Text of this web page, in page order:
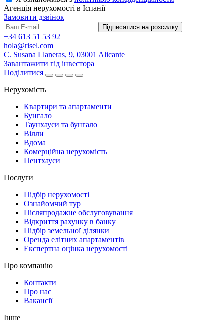
Агенція нерухомості в Іспанії
Замовити дзвінок
Підписатися на розсилку
+34 613 51 53 92
hola@risel.com
C. Susana Llaneras, 9, 03001 Alicante
Завантажити гід інвестора
Поділитися
Нерухомість
Квартири та апартаменти
Бунгало
Таунхауси та бунгало
Вілли
Вдома
Комерційна нерухомість
Пентхауси
Послуги
Підбір нерухомості
Ознайомчий тур
Післяпродажне обслуговування
Відкриття рахунку в банку
Підбір земельної ділянки
Оренда елітних апартаментів
Експертна оцінка нерухомості
Про компанію
Контакти
Про нас
Вакансії
Інше